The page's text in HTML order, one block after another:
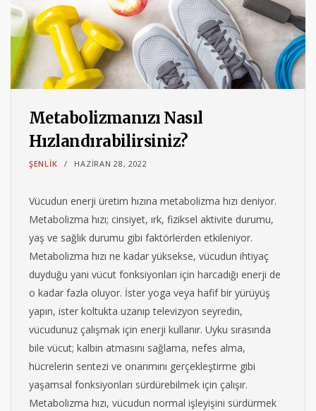
Metabolizmanızı Nasıl
Hızlandırabilirsiniz?
ŞENLIK HAZIRAN 28, 2022
Vücudun enerji üretim hızına metabolizma hızı deniyor.
Metabolizma hızı; cinsiyet, ırk, fiziksel aktivite durumu,
yaş ve sağlık durumu gibi faktörlerden etkileniyor.
Metabolizma hızı ne kadar yüksekse, vücudun ihtiyaç
duyduğu yani vücut fonksiyonları için harcadığı enerji de
o kadar fazla oluyor. İster yoga veya hafif bir yürüyüş
yapın, ister koltukta uzanıp televizyon seyredin,
vücudunuz çalışmak için enerji kullanır. Uyku sırasında
bile vücut; kalbin atmasını sağlama, nefes alma,
hücrelerin sentezi ve onarımını gerçekleştirme gibi
yaşamsal fonksiyonları sürdürebilmek için çalışır.
Metabolizma hızı, vücudun normal işleyişini sürdürmek